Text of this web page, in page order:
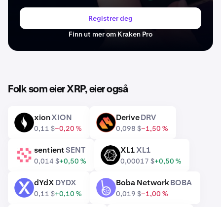
Registrer deg
Finn ut mer om Kraken Pro
Folk som eier XRP, eier også
XION xionXION
0,11 $−0,20 %
DRV DeriveDRV
0,098 $−1,50 %
SENT sentientSENT
0,014 $+0,50 %
XL1 XL1XL1
0,00017 $+0,50 %
DYDX dYdXDYDX
0,11 $+0,10 %
BOBA Boba NetworkBOBA
0,019 $−1,00 %